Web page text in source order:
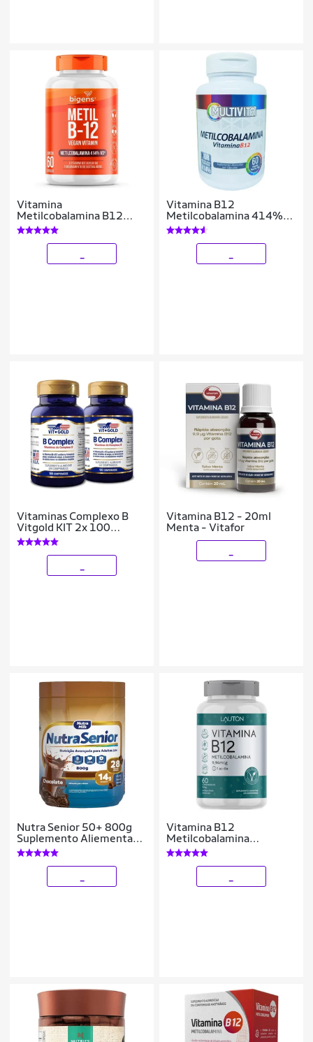
Vitamina
Metilcobalamina B12
Vegana 60 Cápsulas -
Bigens
Vitamina B12
Metilcobalamina 414%
60 Cápsulas
Vitaminas Complexo B
Vitgold KIT 2x 100
Comprimidos
Vitamina B12 - 20ml
Menta - Vitafor
Nutra Senior 50+ 800g
Suplemento Aliementar
com 28 Vitaminas e
Minerais
Vitamina B12
Metilcobalamina
9,94mcg 60
Comprimidos - Lauton